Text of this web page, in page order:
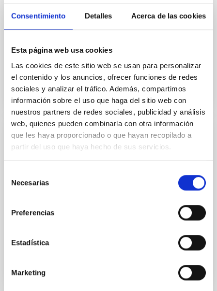
Consentimiento Detalles Acerca de las cookies
Esta página web usa cookies
Las cookies de este sitio web se usan para personalizar
el contenido y los anuncios, ofrecer funciones de redes
sociales y analizar el tráfico. Además, compartimos
información sobre el uso que haga del sitio web con
nuestros partners de redes sociales, publicidad y análisis
web, quienes pueden combinarla con otra información
que les haya proporcionado o que hayan recopilado a
partir del uso que haya hecho de sus servicios.
Necesarias
Preferencias
Estadística
Marketing
proyectos conjuntos en investigación, desarrollo e
innovación, especialmente en el campo de la
In-force date 06/23/2015
Not in force
Convenio Marco entre la Universidad
Europea de Canarias y el Instituto de
Establecer un marco para la realización en común de
actividades de formación, intercambio de alumnos,